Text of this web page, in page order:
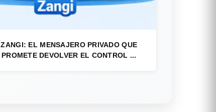
ZANGI: EL MENSAJERO PRIVADO QUE
PROMETE DEVOLVER EL CONTROL ...